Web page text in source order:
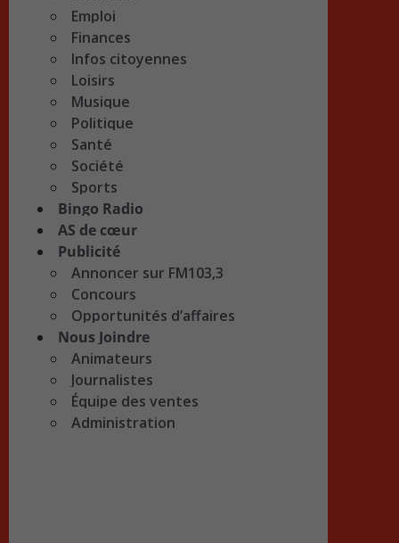
Emploi
Finances
Infos citoyennes
Loisirs
Musique
Politique
Santé
Société
Sports
Bingo Radio
AS de cœur
Publicité
Annoncer sur FM103,3
Concours
Opportunités d’affaires
Nous Joindre
Animateurs
Journalistes
Équipe des ventes
Administration